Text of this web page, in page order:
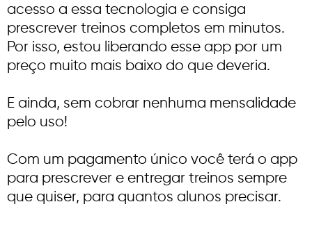
acesso a essa tecnologia e consiga
prescrever treinos completos em minutos.
Por isso, estou liberando esse app por um
preço muito mais baixo do que deveria.
E ainda, sem cobrar nenhuma mensalidade
pelo uso!
Com um pagamento único você terá o app
para prescrever e entregar treinos sempre
que quiser, para quantos alunos precisar.